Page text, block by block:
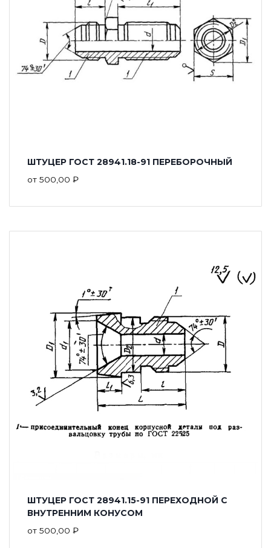
ШТУЦЕР ГОСТ 28941.18-91 ПЕРЕБОРОЧНЫЙ
от 500,00 ₽
ШТУЦЕР ГОСТ 28941.15-91 ПЕРЕХОДНОЙ С
ВНУТРЕННИМ КОНУСОМ
от 500,00 ₽